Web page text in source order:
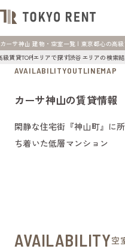
カーサ神山 建物・空室一覧 | 東京都心の高
級賃貸TOPエリアで探す渋谷エリアの検索
AVAILABILITYOUTLINEMAP
カーサ神山の賃貸情報
閑静な住宅街『神山町』に
ち着いた低層マンション
AVAILABILITY空